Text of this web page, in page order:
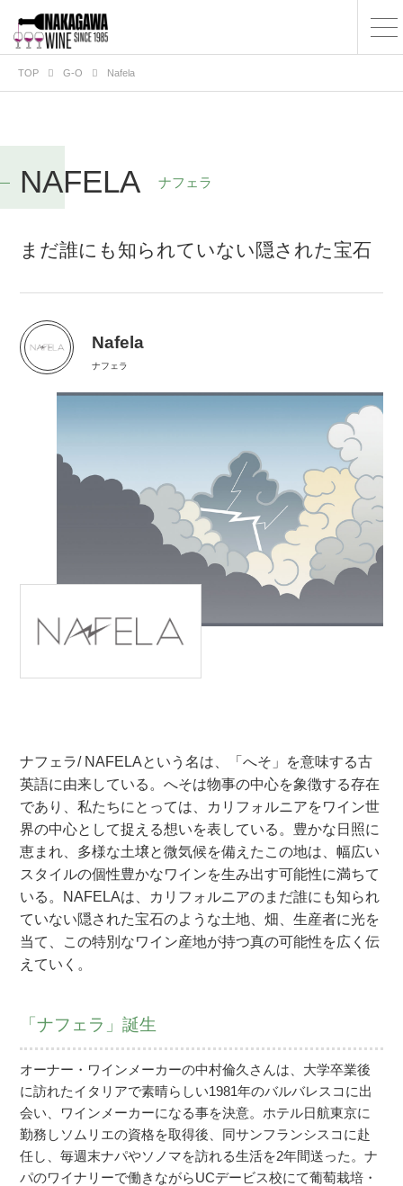
TOP G-O Nafela
NAFELA ナフェラ
まだ誰にも知られていない隠された宝石
Nafela
ナフェラ
ナフェラ/ NAFELAという名は、「へそ」を意味する古
英語に由来している。へそは物事の中心を象徴する存在
であり、私たちにとっては、カリフォルニアをワイン世
界の中心として捉える想いを表している。豊かな日照に
恵まれ、多様な土壌と微気候を備えたこの地は、幅広い
スタイルの個性豊かなワインを生み出す可能性に満ちて
いる。NAFELAは、カリフォルニアのまだ誰にも知られ
ていない隠された宝石のような土地、畑、生産者に光を
当て、この特別なワイン産地が持つ真の可能性を広く伝
えていく。
「ナフェラ」誕生
オーナー・ワインメーカーの中村倫久さんは、大学卒業後
に訪れたイタリアで素晴らしい1981年のバルバレスコに出
会い、ワインメーカーになる事を決意。ホテル日航東京に
勤務しソムリエの資格を取得後、同サンフランシスコに赴
任し、毎週末ナパやソノマを訪れる生活を2年間送った。ナ
パのワイナリーで働きながらUCデービス校にて葡萄栽培・